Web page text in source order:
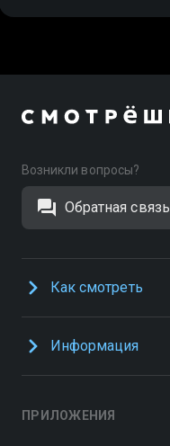
Возникли вопросы?
Обратная связь
Как смотреть
Информация
ПРИЛОЖЕНИЯ